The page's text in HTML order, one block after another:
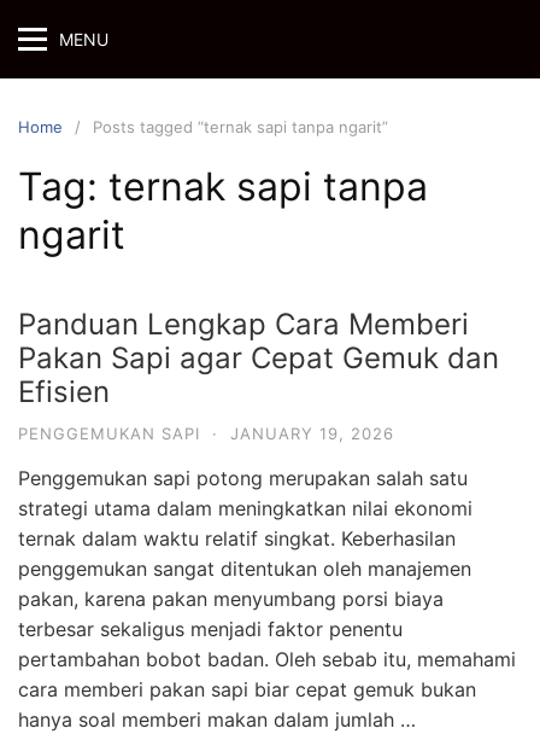
content
MENU
Home Posts tagged “ternak sapi tanpa ngarit”
Tag: ternak sapi tanpa
ngarit
Panduan Lengkap Cara Memberi
Pakan Sapi agar Cepat Gemuk dan
Efisien
PENGGEMUKAN SAPI · JANUARY 19, 2026
Penggemukan sapi potong merupakan salah satu
strategi utama dalam meningkatkan nilai ekonomi
ternak dalam waktu relatif singkat. Keberhasilan
penggemukan sangat ditentukan oleh manajemen
pakan, karena pakan menyumbang porsi biaya
terbesar sekaligus menjadi faktor penentu
pertambahan bobot badan. Oleh sebab itu, memahami
cara memberi pakan sapi biar cepat gemuk bukan
hanya soal memberi makan dalam jumlah …